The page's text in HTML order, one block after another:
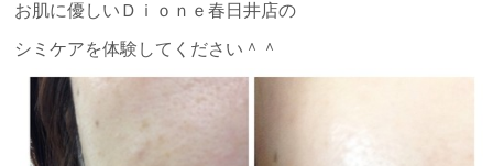
お肌に優しいＤｉｏｎｅ春日井店の
シミケアを体験してください＾＾